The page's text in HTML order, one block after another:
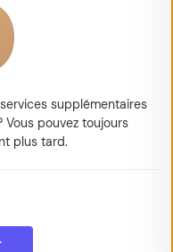
réservés
supplémentaires
Vous pouvez toujours
plus tard.